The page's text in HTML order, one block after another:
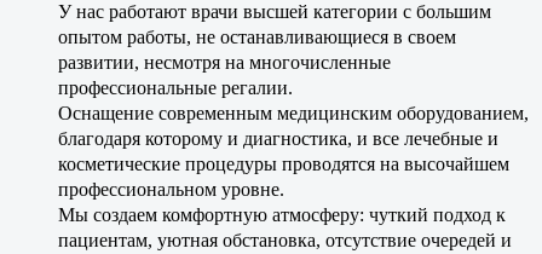
У нас работают врачи высшей категории с большим
опытом работы, не останавливающиеся в своем
развитии, несмотря на многочисленные
профессиональные регалии.
Оснащение современным медицинским оборудованием,
благодаря которому и диагностика, и все лечебные и
косметические процедуры проводятся на высочайшем
профессиональном уровне.
Мы создаем комфортную атмосферу: чуткий подход к
пациентам, уютная обстановка, отсутствие очередей и